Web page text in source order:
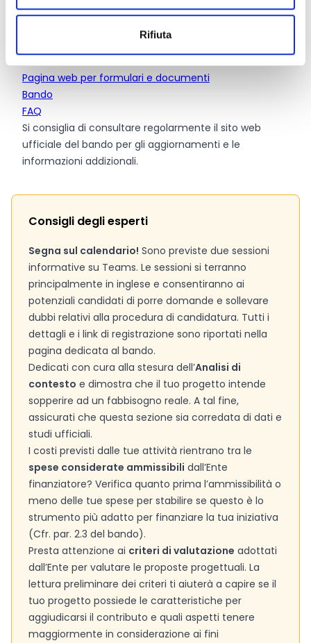
Rifiuta
Pagina web per formulari e documenti
Bando
FAQ
Si consiglia di consultare regolarmente il sito web
ufficiale del bando per gli aggiornamenti e le
informazioni addizionali.
Consigli degli esperti
Segna sul calendario! Sono previste due sessioni
informative su Teams. Le sessioni si terranno
principalmente in inglese e consentiranno ai
potenziali candidati di porre domande e sollevare
dubbi relativi alla procedura di candidatura. Tutti i
dettagli e i link di registrazione sono riportati nella
pagina dedicata al bando.
Dedicati con cura alla stesura dell’Analisi di
contesto e dimostra che il tuo progetto intende
sopperire ad un fabbisogno reale. A tal fine,
assicurati che questa sezione sia corredata di dati e
studi ufficiali.
I costi previsti dalle tue attività rientrano tra le
spese considerate ammissibili dall’Ente
finanziatore? Verifica quanto prima l’ammissibilità o
meno delle tue spese per stabilire se questo è lo
strumento più adatto per finanziare la tua iniziativa
(Cfr. par. 2.3 del bando).
Presta attenzione ai criteri di valutazione adottati
dall’Ente per valutare le proposte progettuali. La
lettura preliminare dei criteri ti aiuterà a capire se il
tuo progetto possiede le caratteristiche per
aggiudicarsi il contributo e quali aspetti tenere
maggiormente in considerazione ai fini